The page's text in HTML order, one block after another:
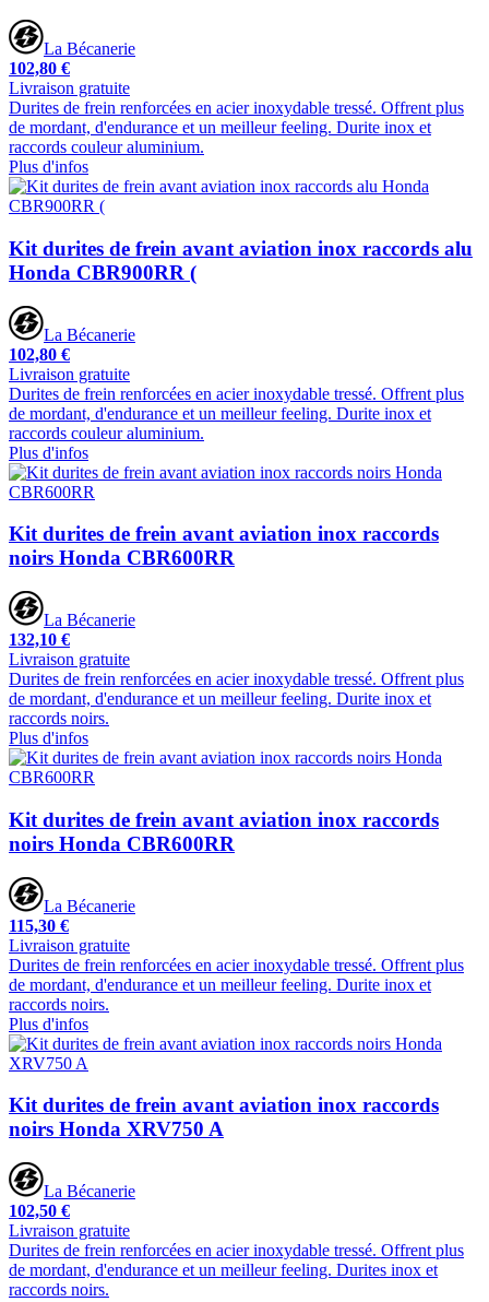
La Bécanerie
102,80 €
Livraison gratuite
Durites de frein renforcées en acier inoxydable tressé. Offrent plus
de mordant, d'endurance et un meilleur feeling. Durite inox et
raccords couleur aluminium.
Plus d'infos
Kit durites de frein avant aviation inox raccords alu
Honda CBR900RR (
La Bécanerie
102,80 €
Livraison gratuite
Durites de frein renforcées en acier inoxydable tressé. Offrent plus
de mordant, d'endurance et un meilleur feeling. Durite inox et
raccords couleur aluminium.
Plus d'infos
Kit durites de frein avant aviation inox raccords
noirs Honda CBR600RR
La Bécanerie
132,10 €
Livraison gratuite
Durites de frein renforcées en acier inoxydable tressé. Offrent plus
de mordant, d'endurance et un meilleur feeling. Durite inox et
raccords noirs.
Plus d'infos
Kit durites de frein avant aviation inox raccords
noirs Honda CBR600RR
La Bécanerie
115,30 €
Livraison gratuite
Durites de frein renforcées en acier inoxydable tressé. Offrent plus
de mordant, d'endurance et un meilleur feeling. Durite inox et
raccords noirs.
Plus d'infos
Kit durites de frein avant aviation inox raccords
noirs Honda XRV750 A
La Bécanerie
102,50 €
Livraison gratuite
Durites de frein renforcées en acier inoxydable tressé. Offrent plus
de mordant, d'endurance et un meilleur feeling. Durites inox et
raccords noirs.